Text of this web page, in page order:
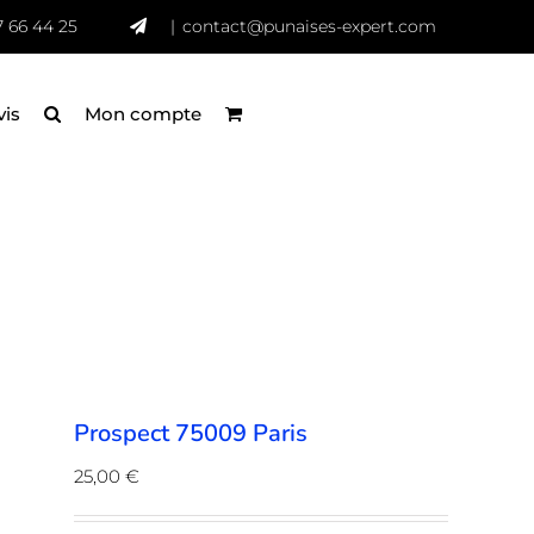
66 44 25 | contact@punaises-expert.com
Mon compte
Prospect 75009 Paris
25,00 €